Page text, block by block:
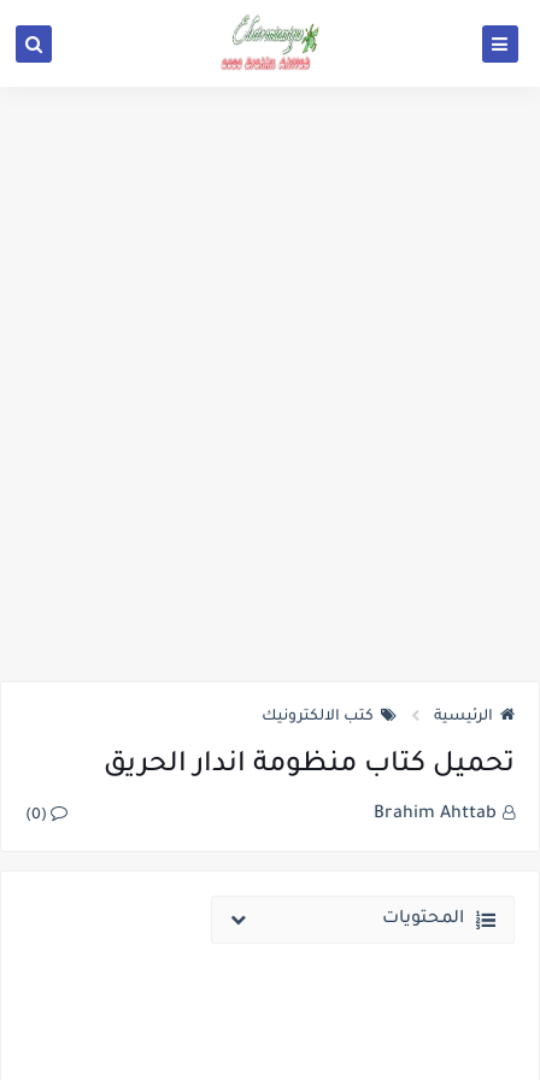
الرئيسية كتب الالكترونيك
تحميل كتاب منظومة اندار الحريق
Brahim Ahttab
(0)
المحتويات